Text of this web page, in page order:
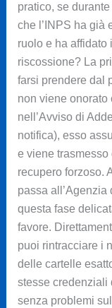
pratico, se
che l’INPS ha già
ruolo e ha affidato
riscossione? La
farsi prendere dal
non viene onorato
nell’Avviso di
notifica), esso
e viene trasmesso
recupero forzoso.
passa
questa fase
favore.
puoi rintracciare i
delle cartelle
stesse credenziali
senza problemi